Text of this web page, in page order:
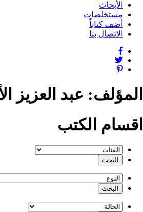
الأبحاث
مستخلصات
أضف كتاباً
الاتصال بنا
المؤلف: عبد العزيز
اقسام الكتب